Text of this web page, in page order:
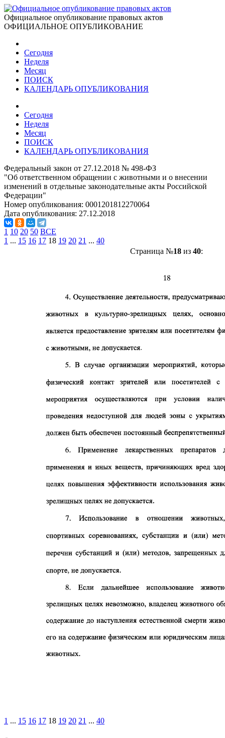
Официальное опубликование правовых актов
ОФИЦИАЛЬНОЕ ОПУБЛИКОВАНИЕ
Сегодня
Неделя
Месяц
ПОИСК
КАЛЕНДАРЬ ОПУБЛИКОВАНИЯ
Сегодня
Неделя
Месяц
ПОИСК
КАЛЕНДАРЬ ОПУБЛИКОВАНИЯ
Федеральный закон от 27.12.2018 № 498-ФЗ
"Об ответственном обращении с животными и о внесении
изменений в отдельные законодательные акты Российской
Федерации"
Номер опубликования: 0001201812270064
Дата опубликования: 27.12.2018
1 10 20 50 ВСЕ
1 ... 15 16 17 18 19 20 21 ... 40
Страница №18из 40:
1 ... 15 16 17 18 19 20 21 ... 40